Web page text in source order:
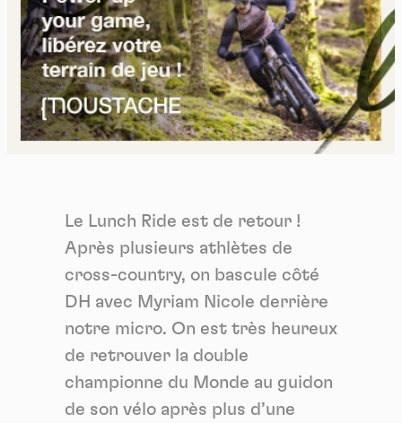
Le Lunch Ride est de retour !
Après plusieurs athlètes de
cross-country, on bascule côté
DH avec Myriam Nicole derrière
notre micro. On est très heureux
de retrouver la double
championne du Monde au guidon
de son vélo après plus d’une